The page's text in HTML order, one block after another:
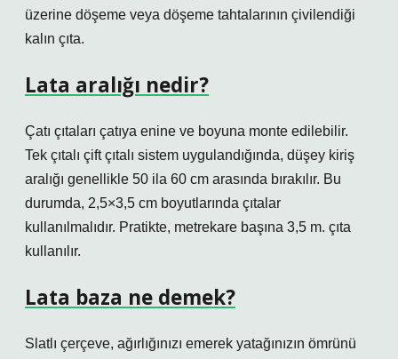
üzerine döşeme veya döşeme tahtalarının çivilendiği
kalın çıta.
Lata aralığı nedir?
Çatı çıtaları çatıya enine ve boyuna monte edilebilir.
Tek çıtalı çift çıtalı sistem uygulandığında, düşey kiriş
aralığı genellikle 50 ila 60 cm arasında bırakılır. Bu
durumda, 2,5×3,5 cm boyutlarında çıtalar
kullanılmalıdır. Pratikte, metrekare başına 3,5 m. çıta
kullanılır.
Lata baza ne demek?
Slatlı çerçeve, ağırlığınızı emerek yatağınızın ömrünü